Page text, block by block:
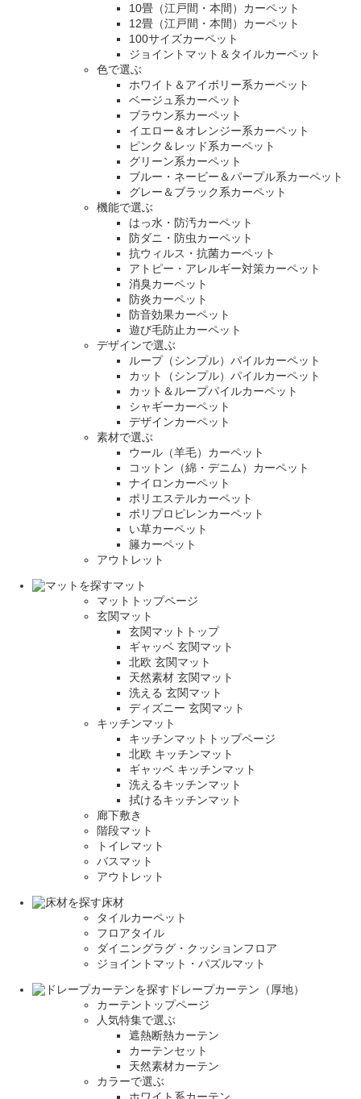
10畳（江戸間・本間）カーペット
12畳（江戸間・本間）カーペット
100サイズカーペット
ジョイントマット＆タイルカーペット
色で選ぶ
ホワイト＆アイボリー系カーペット
ベージュ系カーペット
ブラウン系カーペット
イエロー＆オレンジー系カーペット
ピンク＆レッド系カーペット
グリーン系カーペット
ブルー・ネービー＆パープル系カーペット
グレー＆ブラック系カーペット
機能で選ぶ
はっ水・防汚カーペット
防ダニ・防虫カーペット
抗ウィルス・抗菌カーペット
アトピー・アレルギー対策カーペット
消臭カーペット
防炎カーペット
防音効果カーペット
遊び毛防止カーペット
デザインで選ぶ
ループ（シンプル）パイルカーペット
カット（シンプル）パイルカーペット
カット＆ループパイルカーペット
シャギーカーペット
デザインカーペット
素材で選ぶ
ウール（羊毛）カーペット
コットン（綿・デニム）カーペット
ナイロンカーペット
ポリエステルカーペット
ポリプロピレンカーペット
い草カーペット
籐カーペット
アウトレット
マット
マットトップページ
玄関マット
玄関マットトップ
ギャッベ 玄関マット
北欧 玄関マット
天然素材 玄関マット
洗える 玄関マット
ディズニー 玄関マット
キッチンマット
キッチンマットトップページ
北欧 キッチンマット
ギャッベ キッチンマット
洗えるキッチンマット
拭けるキッチンマット
廊下敷き
階段マット
トイレマット
バスマット
アウトレット
床材
タイルカーペット
フロアタイル
ダイニングラグ・クッションフロア
ジョイントマット・パズルマット
ドレープカーテン（厚地）
カーテントップページ
人気特集で選ぶ
遮熱断熱カーテン
カーテンセット
天然素材カーテン
カラーで選ぶ